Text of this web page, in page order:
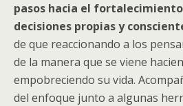
pasos hacia el
decisiones propias y
de que reaccionando a los
de la manera que se viene
empobreciendo su vida.
del enfoque junto a algunas